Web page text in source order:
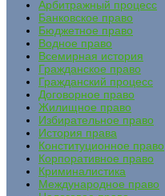
Арбитражный процесс
Банковское право
Бюджетное право
Водное право
Всемирная история
Гражданское право
Гражданский процесс
Договорное право
Жилищное право
Избирательное право
История права
Конституционное право
Корпоративное право
Криминалистика
Международное право